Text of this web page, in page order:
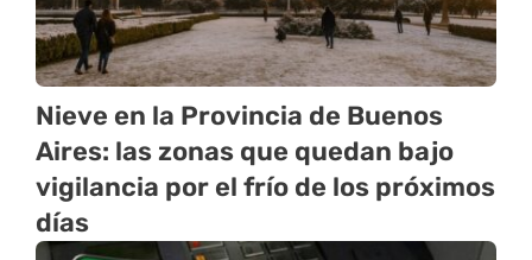
Nieve en la Provincia de Buenos
Aires: las zonas que quedan bajo
vigilancia por el frío de los próximos
días